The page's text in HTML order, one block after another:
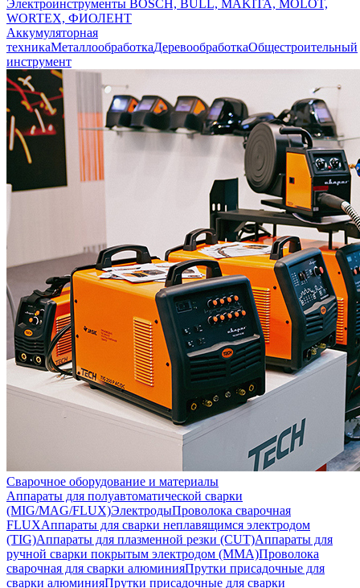
Электроинструменты BOSCH, BULL, MAKITA, MOLOT,
WORTEX, ФИОЛЕНТ
Аккумуляторная
техникаМеталлообработкаДеревообработкаОбщестроительный
инструмент
Сварочное оборудование и материалы
Аппараты для полуавтоматической сварки
(MIG/MAG/FLUX)ЭлектродыПроволока сварочная
FLUXАппараты для сварки неплавящимся электродом
(TIG)Аппараты для плазменной резки (CUT)Аппараты для
ручной сварки покрытым электродом (MMA)Проволока
сварочная для сварки алюминияПрутки присадочные для
сварки алюминияПрутки присадочные для сварки